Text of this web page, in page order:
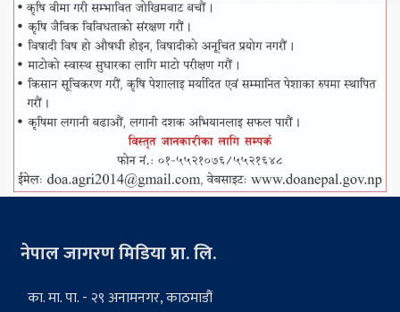
नेपाल जागरण मिडिया प्रा. लि.
का. मा. पा. - २९ अनामनगर, काठमाडौं